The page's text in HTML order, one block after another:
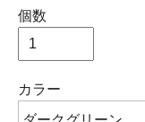
個数
カラー